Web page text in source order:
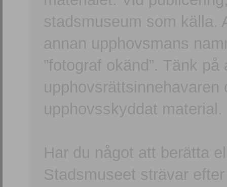
stadsmuseum som källa.
annan upphovsmans
”fotograf okänd”. Tänk
upphovsskyddat material.
Har du något att berätta
Stadsmuseet strävar